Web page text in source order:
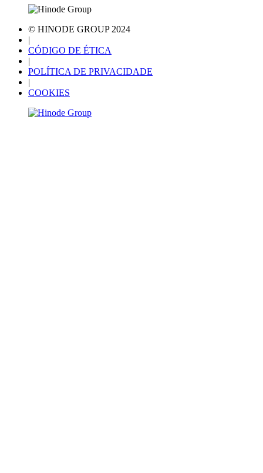
© HINODE GROUP 2024
|
CÓDIGO DE ÉTICA
|
POLÍTICA DE PRIVACIDADE
|
COOKIES